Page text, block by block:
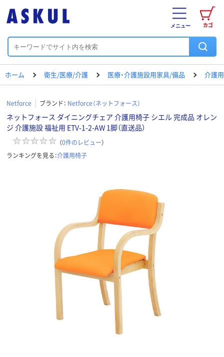
カゴ
メニュー
ホーム 衛生/医療/介護 医療・介護施設用家具/備品 介護
Netforce ブランド： Netforce（ネットフォース）
ネットフォース ダイニングチェア 介護用椅子 シエル 完成品 オレン
ジ 介護施設 福祉用 ETV-1-2-AW 1脚（直送品）
（0件のレビュー）
ランキングを見る：介護用椅子